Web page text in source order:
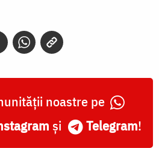
noastre pe
și Telegram!